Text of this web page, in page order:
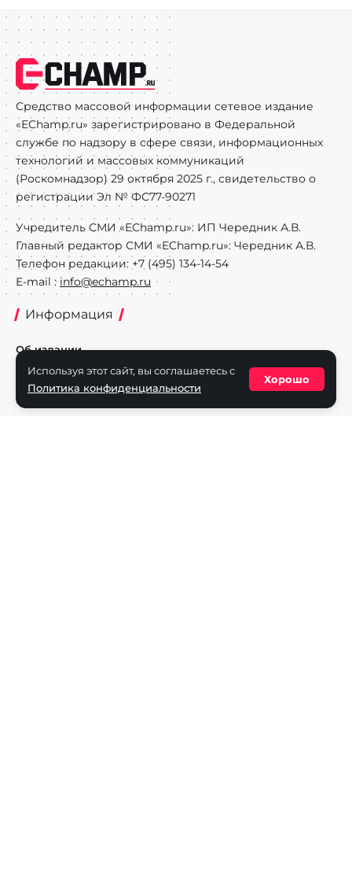
Средство массовой информации сетевое издание
«EChamp.ru» зарегистрировано в Федеральной
службе по надзору в сфере связи, информационных
технологий и массовых коммуникаций
(Роскомнадзор) 29 октября 2025 г., свидетельство о
регистрации Эл № ФС77-90271
Учредитель СМИ «EChamp.ru»: ИП Чередник А.В.
Главный редактор СМИ «EChamp.ru»: Чередник А.В.
Телефон редакции: +7 (495) 134-14-54
E-mail : info@echamp.ru
Информация
Об издании
Реклама на портале
Политика конфиденциальности
Используя этот сайт, вы соглашаетесь с
Политика конфиденциальности
Хорошо